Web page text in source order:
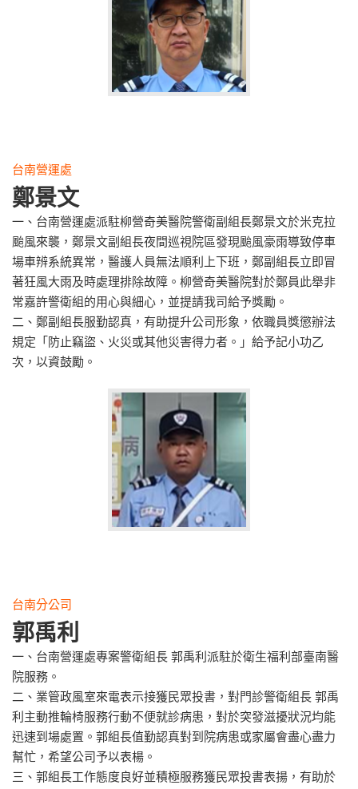
台南營運處
鄭景文
一、台南營運處派駐柳營奇美醫院警衛副組長鄭景文於米克拉
颱風來襲，鄭景文副組長夜間巡視院區發現颱風豪雨導致停車
場車辨系統異常，醫護人員無法順利上下班，鄭副組長立即冒
著狂風大雨及時處理排除故障。柳營奇美醫院對於鄭員此舉非
常嘉許警衛組的用心與細心，並提請我司給予獎勵。
二、鄭副組長服勤認真，有助提升公司形象，依職員獎懲辦法
規定「防止竊盜、火災或其他災害得力者。」給予記小功乙
次，以資鼓勵。
台南分公司
郭禹利
一、台南營運處專案警衛組長 郭禹利派駐於衛生福利部臺南醫
院服務。
二、業管政風室來電表示接獲民眾投書，對門診警衛組長 郭禹
利主動推輪椅服務行動不便就診病患，對於突發滋擾狀況均能
迅速到場處置。郭組長值勤認真對到院病患或家屬會盡心盡力
幫忙，希望公司予以表楊。
三、郭組長工作態度良好並積極服務獲民眾投書表揚，有助於